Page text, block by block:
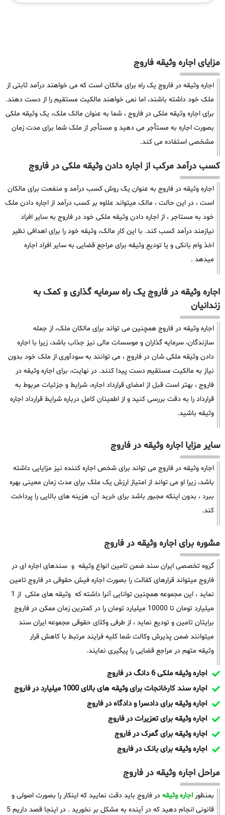
مزایای اجاره وثیقه فاروج
اجاره وثیقه در فاروج یک راه برای مالکان است که می خواهند درآمد ثابتی از
ملک خود داشته باشند، اما نمی خواهند مالکیت مستقیم را از دست دهند.
برای اجاره وثیقه ملکی در فاروج ، شما به عنوان مالک ملک، یک وثیقه ملکی
بصورت اجاره به مستأجر می دهید و مستأجر از ملک شما برای مدت زمان
مشخصی استفاده می کند.
کسب درآمد مرکب از اجاره دادن وثیقه ملکی در فاروج
اجاره وثیقه در فاروج به عنوان یک روش کسب درآمد و منفعت برای مالکان
است ، در این حالت ، مالک میتواند علاوه بر کسب درآمد از اجاره دادن ملک
خود به مستاجر ، از اجاره دادن وثیقه ملکی خود در فاروج به سایر افراد
نیازمند درآمد کسب کند. با این کار مالک، وثیقه خود را برای اهدافی نظیر
اخذ وام بانکی و یا تودیع وثیقه برای مراجع قضایی به سایر افراد اجاره
میدهد .
اجاره وثیقه در فاروج یک راه سرمایه گذاری و کمک به
زندانیان
اجاره وثیقه در فاروج همچنین می تواند برای مالکان ملک، از جمله
سازندگان، سرمایه گذاران و موسسات مالی نیز جذاب باشد، زیرا با اجاره
دادن وثیقه ملکی شان در فاروج ، می توانند به سودآوری از ملک خود بدون
نیاز به مالکیت مستقیم دست پیدا کنند. در نهایت، برای اجاره وثیقه در
فاروج ، بهتر است قبل از امضای قرارداد اجاره، شرایط و جزئیات مربوط به
قرارداد را به دقت بررسی کنید و از اطمینان کامل درباره شرایط قرارداد اجاره
وثیقه باشید.
سایر مزایا اجاره وثیقه در فاروج
اجاره وثیقه در فاروج می تواند برای شخص اجاره کننده نیز مزایایی داشته
باشد، زیرا او می تواند از امتیاز ارزش یک ملک برای مدت زمان معینی بهره
ببرد ، بدون اینکه مجبور باشد برای خرید آن، هزینه های بالایی را پرداخت
کند.
مشوره برای اجاره وثیقه در فاروج
گروه تخصصی ایران سند ضمن تامین انواع وثیقه و سندهای اجاره ای در
فاروج میتواند قرارهای کفالت را بصورت اجاره فیش حقوقی در فاروج تامین
نماید ، این مجموعه همچنین توانایی آنرا داشته که وثیقه های ملکی از 1
میلیارد تومان تا 10000 میلیارد تومان را در کمترین زمان ممکن در فاروج
برایتان تامین و تودیع نماید ، از طرفی وکلای حقوقی مجموعه ایران سند
میتوانند ضمن پذیرش وکالت شما کلیه فرایند مرتبط با کاهش قرار
وثیقه متهم در مراجع قضایی را پیگیری نمایند.
اجاره وثیقه ملکی 6 دانگ در فاروج
اجاره سند کارخانجات برای وثیقه های بالای 1000 میلیارد در فاروج
اجاره وثیقه برای دادسرا و دادگاه در فاروج
اجاره وثیقه برای تعزیرات در فاروج
اجاره وثیقه برای گمرک در فاروج
اجاره وثیقه برای بانک در فاروج
مراحل اجاره وثیقه در فاروج
بمنظور اجاره وثیقه در فاروج باید دقت نمایید که اینکار را بصورت اصولی و
قانونی انجام دهید که در آینده به مشکل بر نخورید . در اینجا قصد داریم 5